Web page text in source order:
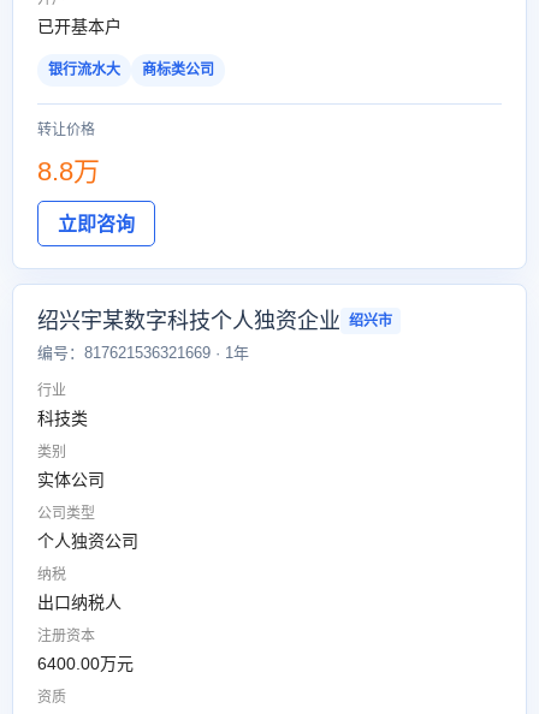
已开基本户
银行流水大 商标类公司
转让价格
8.8万
立即咨询
绍兴宇某数字科技个人独资企业 绍兴市
编号：817621536321669 · 1年
行业
科技类
类别
实体公司
公司类型
个人独资公司
纳税
出口纳税人
注册资本
6400.00万元
资质